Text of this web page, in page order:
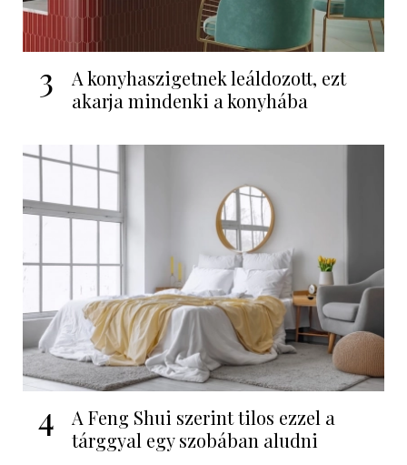
3
A konyhaszigetnek leáldozott, ezt
akarja mindenki a konyhába
4
A Feng Shui szerint tilos ezzel a
tárggyal egy szobában aludni